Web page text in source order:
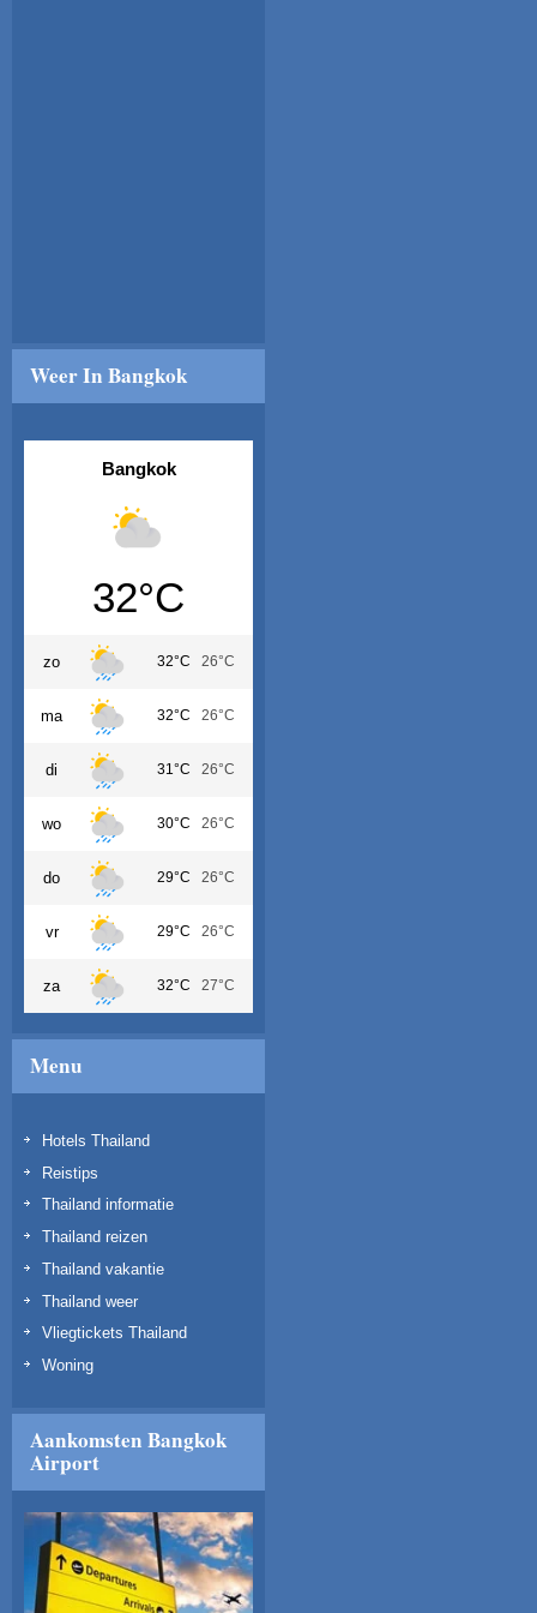
Weer In Bangkok
Bangkok
32°C
zo 32°C 26°C
ma 32°C 26°C
di 31°C 26°C
wo 30°C 26°C
do 29°C 26°C
vr 29°C 26°C
za 32°C 27°C
Menu
Hotels Thailand
Reistips
Thailand informatie
Thailand reizen
Thailand vakantie
Thailand weer
Vliegtickets Thailand
Woning
Aankomsten Bangkok
Airport